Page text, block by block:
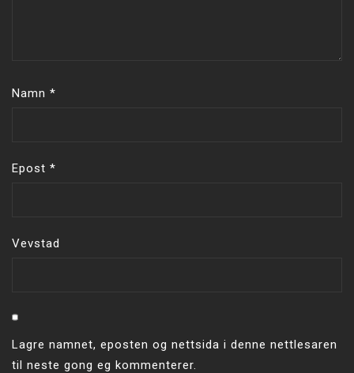
Namn *
Epost *
Vevstad
Lagre namnet, eposten og nettsida i denne nettlesaren
til neste gong eg kommenterer.